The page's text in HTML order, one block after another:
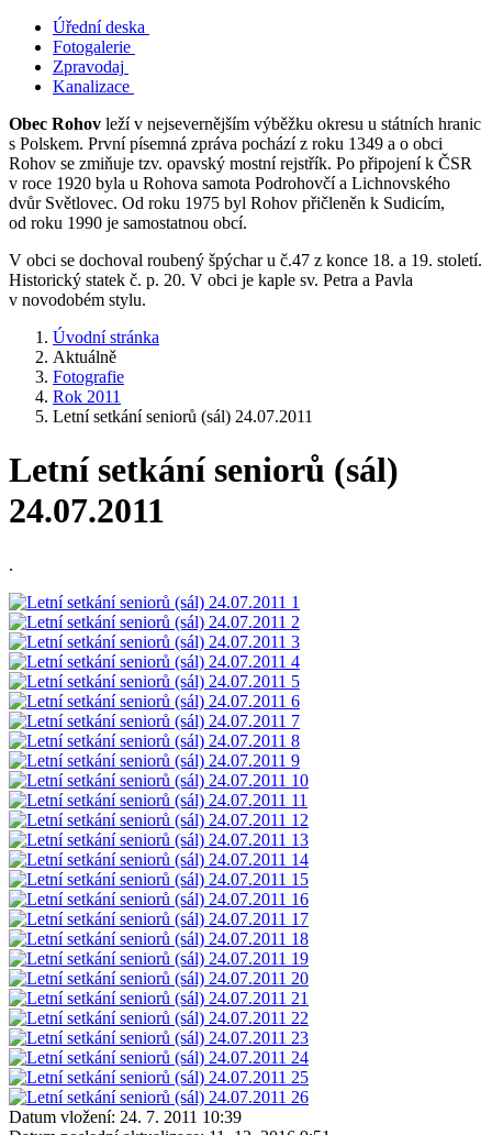
Úřední deska
Fotogalerie
Zpravodaj
Kanalizace
Obec Rohov leží v nejsevernějším výběžku okresu u státních hranic
s Polskem. První písemná zpráva pochází z roku 1349 a o obci
Rohov se zmiňuje tzv. opavský mostní rejstřík. Po připojení k ČSR
v roce 1920 byla u Rohova samota Podrohovčí a Lichnovského
dvůr Světlovec. Od roku 1975 byl Rohov přičleněn k Sudicím,
od roku 1990 je samostatnou obcí.
V obci se dochoval roubený špýchar u č.47 z konce 18. a 19. století.
Historický statek č. p. 20. V obci je kaple sv. Petra a Pavla
v novodobém stylu.
Úvodní stránka
Aktuálně
Fotografie
Rok 2011
Letní setkání seniorů (sál) 24.07.2011
Letní setkání seniorů (sál)
24.07.2011
.
Datum vložení: 24. 7. 2011 10:39